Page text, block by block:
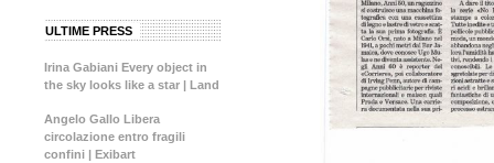
ULTIME PRESS
Irina Gabiani Every object in
the sky looks like a star | Land
Angelo Gallo Libera
circolazione entro fragili
confini | Exibart